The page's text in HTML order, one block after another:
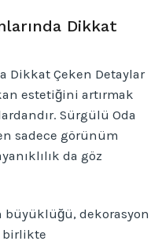
Dikkat
Dikkat Çeken Detaylar
estetiğini artırmak
Sürgülü Oda
sadece görünüm
da göz
büyüklüğü, dekorasyon
birlikte